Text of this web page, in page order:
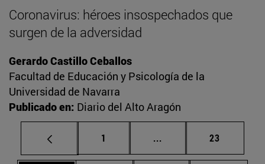
Coronavirus: héroes insospechados que
surgen de la adversidad
Gerardo Castillo Ceballos
Facultad de Educación y Psicología de la
Universidad de Navarra
Publicado en: Diario del Alto Aragón
Página
1 ... Páginas intermedias
Página
23